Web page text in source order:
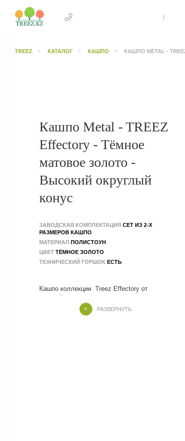
/
TREEZ КАТАЛОГ КАШПО КАШПО METAL -
Кашпо Metal - TREEZ
Effectory - Тёмное
матовое золото -
Высокий округлый
конус
ЗАВОДСКАЯ КОМПЛЕКТАЦИЯ СЕТ ИЗ 2-Х
РАЗМЕРОВ КАШПО
МАТЕРИАЛ ПОЛИСТОУН
ЦВЕТ ТЁМНОЕ ЗОЛОТО
ТЕХНИЧЕСКИЙ ГОРШОК ЕСТЬ
Кашпо коллекции Treez Effectory от
бельгийских специалистов, которые учли
все тренды и особенности современного
РАЗВЕРНУТЬ